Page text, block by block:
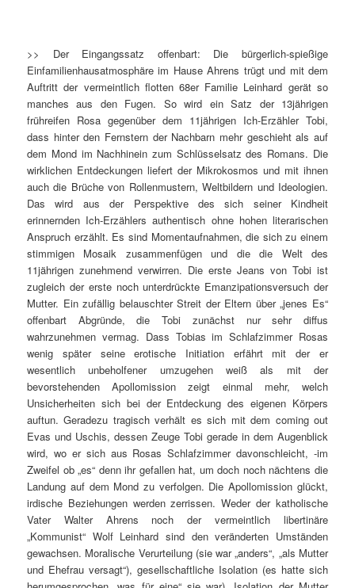
>> Der Eingangssatz offenbart: Die bürgerlich-spießige
Einfamilienhausatmosphäre im Hause Ahrens trügt und mit dem
Auftritt der vermeintlich flotten 68er Familie Leinhard gerät so
manches aus den Fugen. So wird ein Satz der 13jährigen
frühreifen Rosa gegenüber dem 11jährigen Ich-Erzähler Tobi,
dass hinter den Fernstern der Nachbarn mehr geschieht als auf
dem Mond im Nachhinein zum Schlüsselsatz des Romans. Die
wirklichen Entdeckungen liefert der Mikrokosmos und mit ihnen
auch die Brüche von Rollenmustern, Weltbildern und Ideologien.
Das wird aus der Perspektive des sich seiner Kindheit
erinnernden Ich-Erzählers authentisch ohne hohen literarischen
Anspruch erzählt. Es sind Momentaufnahmen, die sich zu einem
stimmigen Mosaik zusammenfügen und die die Welt des
11jährigen zunehmend verwirren. Die erste Jeans von Tobi ist
zugleich der erste noch unterdrückte Emanzipationsversuch der
Mutter. Ein zufällig belauschter Streit der Eltern über „jenes Es“
offenbart Abgründe, die Tobi zunächst nur sehr diffus
wahrzunehmen vermag. Dass Tobias im Schlafzimmer Rosas
wenig später seine erotische Initiation erfährt mit der er
wesentlich unbeholfener umzugehen weiß als mit der
bevorstehenden Apollomission zeigt einmal mehr, welch
Unsicherheiten sich bei der Entdeckung des eigenen Körpers
auftun. Geradezu tragisch verhält es sich mit dem coming out
Evas und Uschis, dessen Zeuge Tobi gerade in dem Augenblick
wird, wo er sich aus Rosas Schlafzimmer davonschleicht, -im
Zweifel ob „es“ denn ihr gefallen hat, um doch noch nächtens die
Landung auf dem Mond zu verfolgen. Die Apollomission glückt,
irdische Beziehungen werden zerrissen. Weder der katholische
Vater Walter Ahrens noch der vermeintlich libertinäre
„Kommunist“ Wolf Leinhard sind den veränderten Umständen
gewachsen. Moralische Verurteilung (sie war „anders“, „als Mutter
und Ehefrau versagt“), gesellschaftliche Isolation (es hatte sich